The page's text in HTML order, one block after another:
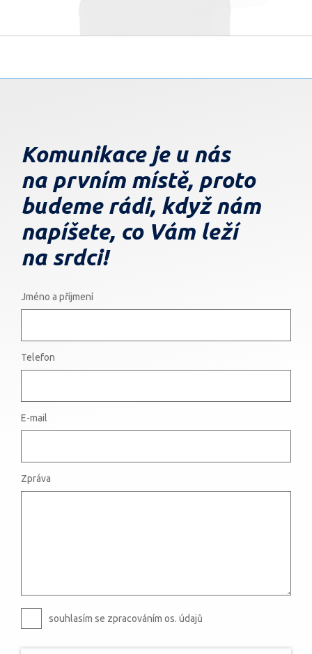
Komunikace je u nás
na prvním místě, proto
budeme rádi, když nám
napíšete, co Vám leží
na srdci!
Jméno a příjmení
Telefon
E-mail
Zpráva
souhlasím se zpracováním os. údajů